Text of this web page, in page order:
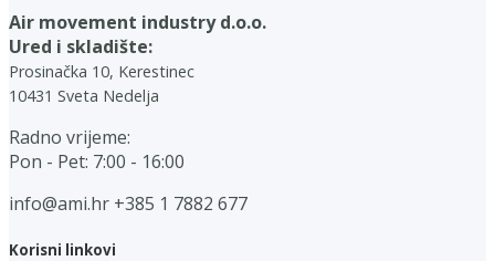
Air movement industry d.o.o.
Ured i skladište:
Prosinačka 10, Kerestinec
10431 Sveta Nedelja
Radno vrijeme:
Pon - Pet: 7:00 - 16:00
info@ami.hr +385 1 7882 677
Korisni linkovi